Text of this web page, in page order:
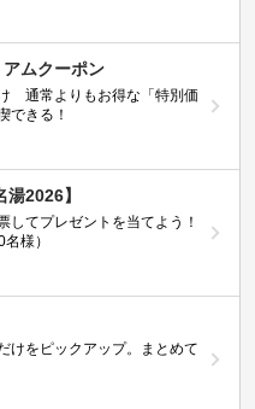
ムクーポン
通常よりもお得な「特別価
できる！
湯2026】
してプレゼントを当てよう！
様）
けをピックアップ。まとめて